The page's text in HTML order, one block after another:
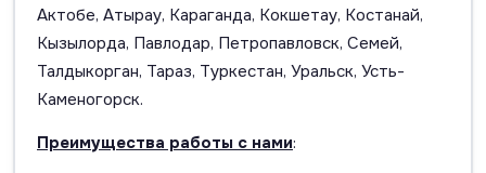
Актобе, Атырау, Караганда, Кокшетау, Костанай,
Кызылорда, Павлодар, Петропавловск, Семей,
Талдыкорган, Тараз, Туркестан, Уральск, Усть-
Каменогорск.
Преимущества работы с нами: